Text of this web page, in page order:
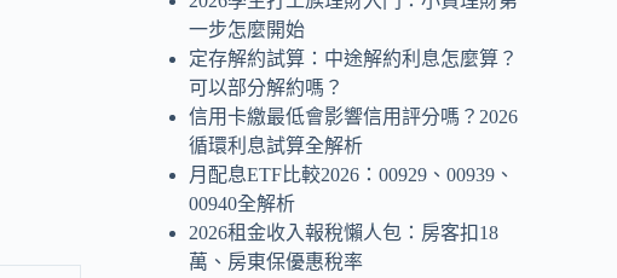
一步怎麼開始
定存解約試算：中途解約利息怎麼算？
可以部分解約嗎？
信用卡繳最低會影響信用評分嗎？2026
循環利息試算全解析
月配息ETF比較2026：00929、00939、
00940全解析
2026租金收入報稅懶人包：房客扣18
萬、房東保優惠稅率